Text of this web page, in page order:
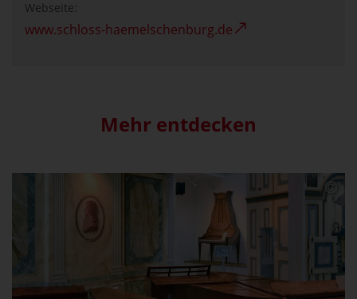
Webseite:
www.schloss-haemelschenburg.de
Mehr entdecken